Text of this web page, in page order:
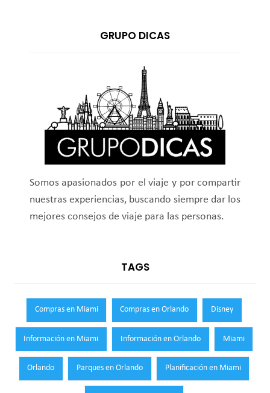
GRUPO DICAS
Somos apasionados por el viaje y por compartir
nuestras experiencias, buscando siempre dar los
mejores consejos de viaje para las personas.
TAGS
Compras en Miami Compras en Orlando Disney
Información en Miami Información en Orlando Miami
Orlando Parques en Orlando Planificación en Miami